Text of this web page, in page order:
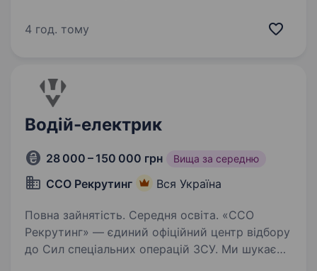
та дисципліна придатність до служби
4 год. тому
Водій-електрик
28 000 – 150 000 грн Вища за середню
ССО Рекрутинг Вся Україна
Повна зайнятість. Середня освіта. «ССО
Рекрутинг» — єдиний офіційний центр відбору
до Сил спеціальних операцій ЗСУ. Ми шукаємо